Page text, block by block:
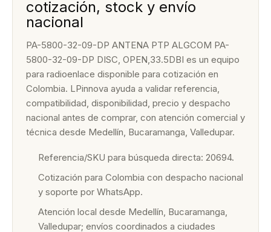
cotización, stock y envío
nacional
PA-5800-32-09-DP ANTENA PTP ALGCOM PA-
5800-32-09-DP DISC, OPEN,33.5DBI es un equipo
para radioenlace disponible para cotización en
Colombia. LPinnova ayuda a validar referencia,
compatibilidad, disponibilidad, precio y despacho
nacional antes de comprar, con atención comercial y
técnica desde Medellín, Bucaramanga, Valledupar.
Referencia/SKU para búsqueda directa: 20694.
Cotización para Colombia con despacho nacional
y soporte por WhatsApp.
Atención local desde Medellín, Bucaramanga,
Valledupar; envíos coordinados a ciudades